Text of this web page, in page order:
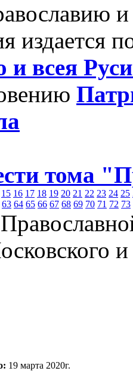
издается
и всея
тома
15 16 17 18 19 20 21 22 23 24 25
63 64 65 66 67 68 69 70 71 72 73
19 марта 2020г.